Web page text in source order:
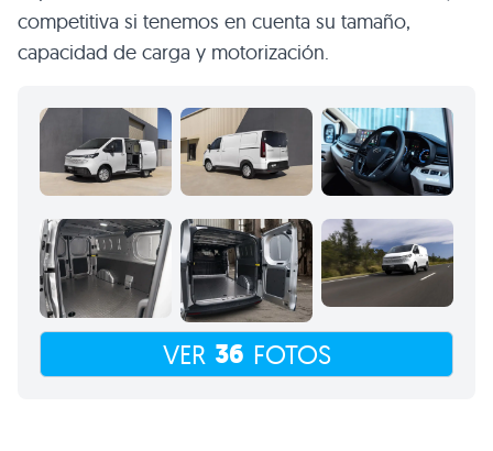
competitiva si tenemos en cuenta su tamaño,
capacidad de carga y motorización.
VER 36 FOTOS